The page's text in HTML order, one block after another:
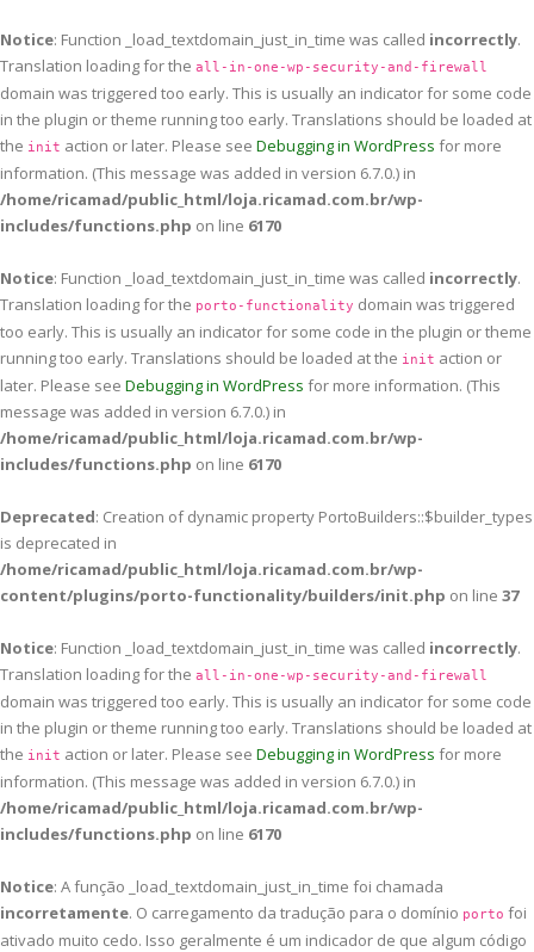
Notice: Function _load_textdomain_just_in_time was called incorrectly.
Translation loading for the all-in-one-wp-security-and-firewall
domain was triggered too early. This is usually an indicator for some code
in the plugin or theme running too early. Translations should be loaded at
the init action or later. Please see Debugging in WordPress for more
information. (This message was added in version 6.7.0.) in
/home/ricamad/public_html/loja.ricamad.com.br/wp-
includes/functions.php on line 6170
Notice: Function _load_textdomain_just_in_time was called incorrectly.
Translation loading for the porto-functionality domain was triggered
too early. This is usually an indicator for some code in the plugin or theme
running too early. Translations should be loaded at the init action or
later. Please see Debugging in WordPress for more information. (This
message was added in version 6.7.0.) in
/home/ricamad/public_html/loja.ricamad.com.br/wp-
includes/functions.php on line 6170
Deprecated: Creation of dynamic property PortoBuilders::$builder_types
is deprecated in
/home/ricamad/public_html/loja.ricamad.com.br/wp-
content/plugins/porto-functionality/builders/init.php on line 37
Notice: Function _load_textdomain_just_in_time was called incorrectly.
Translation loading for the all-in-one-wp-security-and-firewall
domain was triggered too early. This is usually an indicator for some code
in the plugin or theme running too early. Translations should be loaded at
the init action or later. Please see Debugging in WordPress for more
information. (This message was added in version 6.7.0.) in
/home/ricamad/public_html/loja.ricamad.com.br/wp-
includes/functions.php on line 6170
Notice: A função _load_textdomain_just_in_time foi chamada
incorretamente. O carregamento da tradução para o domínio porto foi
ativado muito cedo. Isso geralmente é um indicador de que algum código